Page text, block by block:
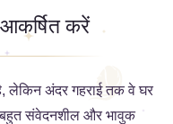
करें
लेकिन अंदर गहराई तक वे घर
बहुत संवेदनशील और भावुक